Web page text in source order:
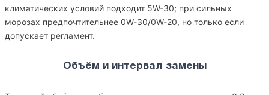
климатических условий подходит 5W-30; при сильных
морозах предпочтительнее 0W-30/0W-20, но только если
допускает регламент.
Объём и интервал замены